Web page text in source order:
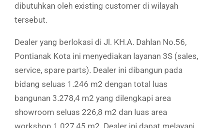
dibutuhkan oleh existing customer di wilayah
tersebut.
Dealer yang berlokasi di Jl. KH.A. Dahlan No.56,
Pontianak Kota ini menyediakan layanan 3S (sales,
service, spare parts). Dealer ini dibangun pada
bidang seluas 1.246 m2 dengan total luas
bangunan 3.278,4 m2 yang dilengkapi area
showroom seluas 226,8 m2 dan luas area
workshop 1.027,45 m2. Dealer ini dapat melayani